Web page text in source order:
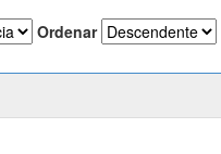
Ordenar